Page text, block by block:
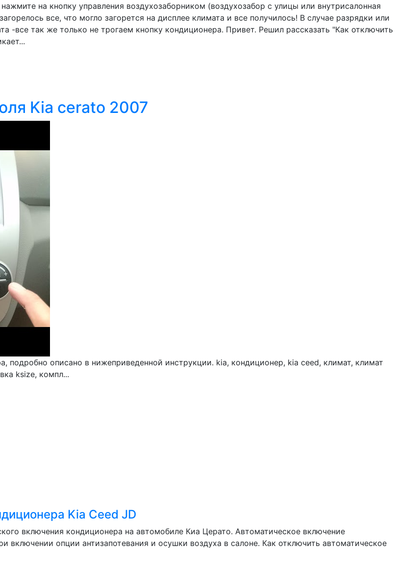
на кнопку управления воздухозаборником (воздухозабор с улицы или внутрисалонная
все, что могло загорется на дисплее климата и все получилось! В случае разрядки или
-все так же только не трогаем кнопку кондиционера. Привет. Решил рассказать "Как отключить
Kia cerato 2007
подробно описано в нижеприведенной инструкции. kia, кондиционер, kia ceed, климат, климат
ksize, компл...
Kia Ceed JD
включения кондиционера на автомобиле Киа Церато. Автоматическое включение
включении опции антизапотевания и осушки воздуха в салоне. Как отключить автоматическое